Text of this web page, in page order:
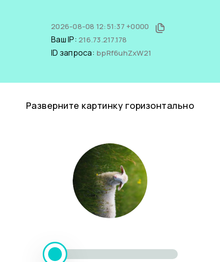
2026-08-08 12:51:37 +0000
Ваш IP: 216.73.217.178
ID запроса: bpRf6uhZxW21
Разверните картинку горизонтально